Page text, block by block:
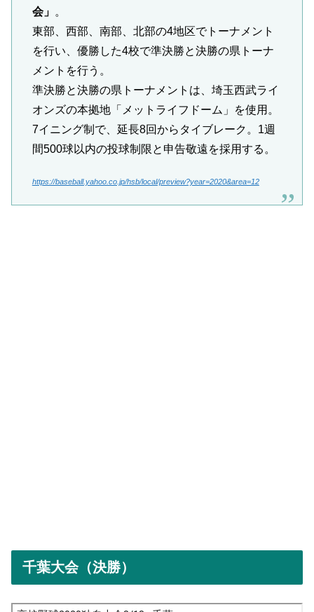
会」 。
東部、西部、南部、北部の4地区でトーナメント
を行い、優勝した4校で準決勝と決勝の県トーナ
メントを行う。
準決勝と決勝の県トーナメントは、埼玉西武ライ
オンズの本拠地「メットライフドーム」を使用。
7イニング制で、延長8回からタイブレーク。1週
間500球以内の投球制限と申告敬遠を採用する。
https://baseball.yahoo.co.jp/hsb/local/preview?year=2020&area=12
千葉大会（決勝）